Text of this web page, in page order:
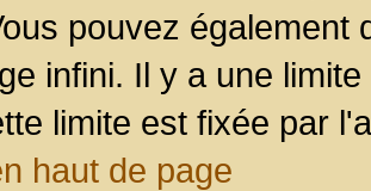
pouvez également
infini. Il y a une
limite est fixée par
haut de page